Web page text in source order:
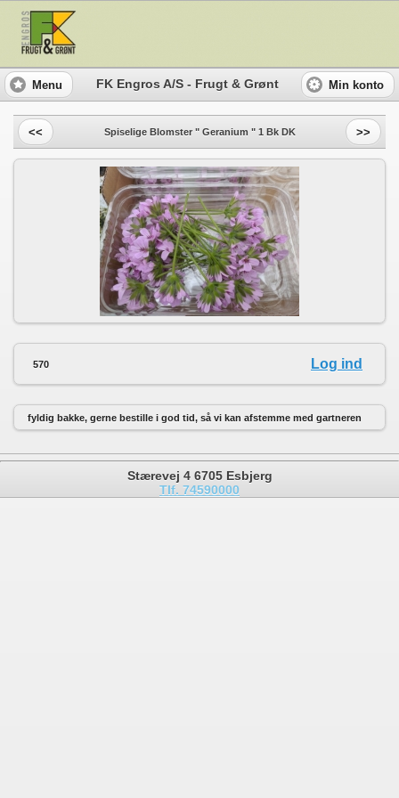
Menu FK Engros A/S - Frugt & Grønt Min konto
<< Spiselige Blomster " Geranium " 1 Bk DK >>
570 Log ind
fyldig bakke, gerne bestille i god tid, så vi kan afstemme med gartneren
Stærevej 4 6705 Esbjerg
Tlf. 74590000